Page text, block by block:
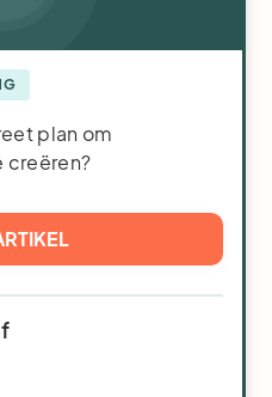
plan om
creëren?